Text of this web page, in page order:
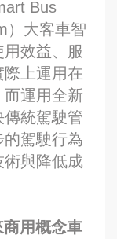
Bus
）大客車智
效益、服
上運用在
運用全新
統駕駛管
駕駛行為
與降低成
用概念車